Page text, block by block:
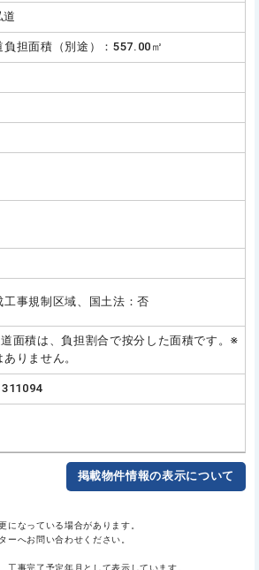
道
負担面積（別途）：557.00㎡
工事規制区域、国土法：否
面積は、負担割合で按分した面積です。※
りません。
掲載物件情報の表示について
になっている場合があります。
ーへお問い合わせください。
工事完了予定年月として表示しています。